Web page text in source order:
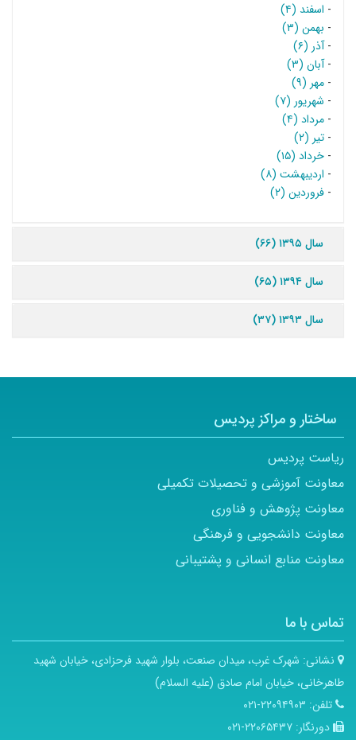
- اسفند (۴)
- بهمن (۳)
-آذر (۶)
-آبان (۳)
- مهر (۹)
- شهریور (۷)
- مرداد (۴)
- تیر (۲)
- خرداد (۱۵)
- اردیبهشت (۸)
- فروردین (۲)
سال ۱۳۹۵ (۶۶)
سال ۱۳۹۴ (۶۵)
سال ۱۳۹۳ (۳۷)
ساختار و مراکز پردیس
ریاست پردیس
معاونت آموزشی و تحصیلات تکمیلی
معاونت پژوهش و فناوری
معاونت دانشجویی و فرهنگی
معاونت منابع انسانی و پشتیبانی
تماس با ما
نشانی: شهرک غرب، میدان صنعت، بلوار شهید فرحزادی، خیابان شهید
طاهرخانی، خیابان امام صادق (علیه السلام)
تلفن: ۲۲۰۹۴۹۰۳-۰۲۱
دورنگار: ۲۲۰۶۵۴۳۷-۰۲۱